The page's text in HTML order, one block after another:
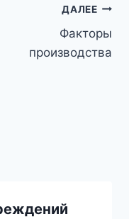
ДАЛЕЕ
Факторы
производства